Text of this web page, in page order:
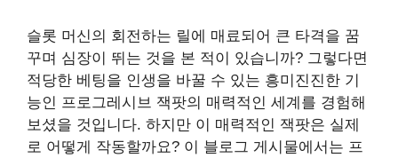
슬롯 머신의 회전하는 릴에 매료되어 큰 타격을 꿈
꾸며 심장이 뛰는 것을 본 적이 있습니까? 그렇다면
적당한 베팅을 인생을 바꿀 수 있는 흥미진진한 기
능인 프로그레시브 잭팟의 매력적인 세계를 경험해
보셨을 것입니다. 하지만 이 매력적인 잭팟은 실제
로 어떻게 작동할까요? 이 블로그 게시물에서는 프